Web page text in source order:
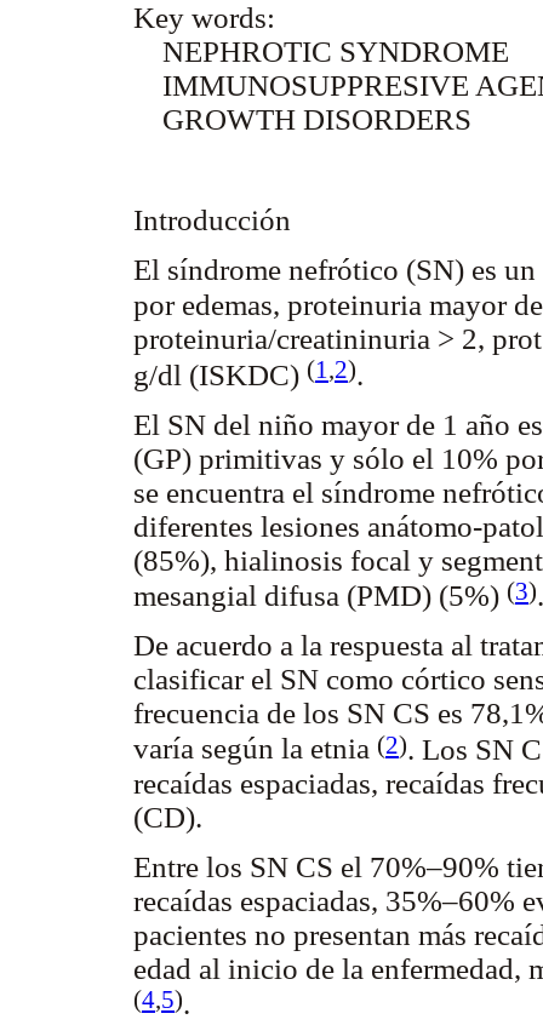
Key words:
NEPHROTIC SYNDROME
IMMUNOSUPPRESIVE
GROWTH DISORDERS
Introducción
El síndrome nefrótico (SN) es
por edemas, proteinuria mayor
proteinuria/creatininuria > 2,
g/dl (ISKDC) (1 ,2).
El SN del niño mayor de 1 año
(GP) primitivas y sólo el 10%
se encuentra el síndrome
diferentes lesiones anátomo-
(85%), hialinosis focal y
mesangial difusa (PMD) (5%) (3).
De acuerdo a la respuesta al
clasificar el SN como córtico
frecuencia de los SN CS es
varía según la etnia (2). Los SN
recaídas espaciadas, recaídas
(CD).
Entre los SN CS el 70%–90%
recaídas espaciadas, 35%–60%
pacientes no presentan más
edad al inicio de la enfermedad,
(4,5).